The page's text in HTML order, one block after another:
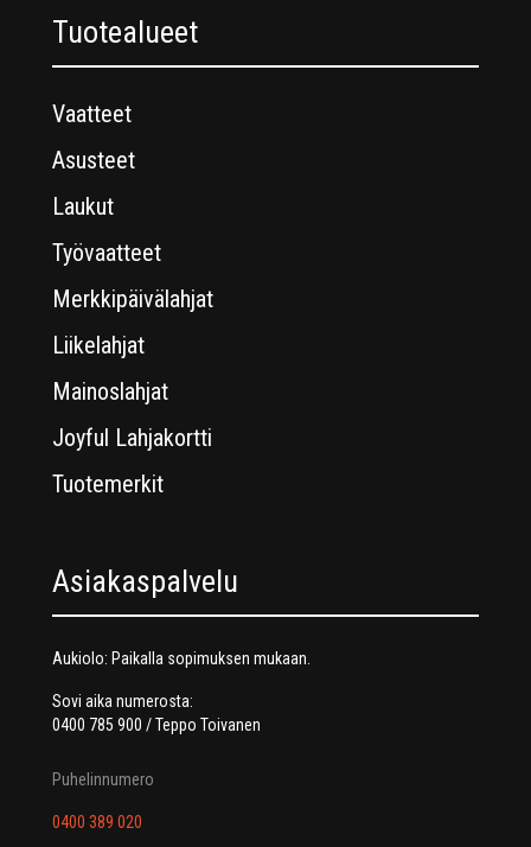
Tuotealueet
Vaatteet
Asusteet
Laukut
Työvaatteet
Merkkipäivälahjat
Liikelahjat
Mainoslahjat
Joyful Lahjakortti
Tuotemerkit
Asiakaspalvelu
Aukiolo: Paikalla sopimuksen mukaan.
Sovi aika numerosta:
0400 785 900 / Teppo Toivanen
Puhelinnumero
0400 389 020